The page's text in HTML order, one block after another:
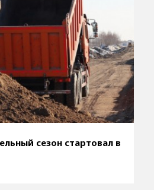
сезон стартовал в